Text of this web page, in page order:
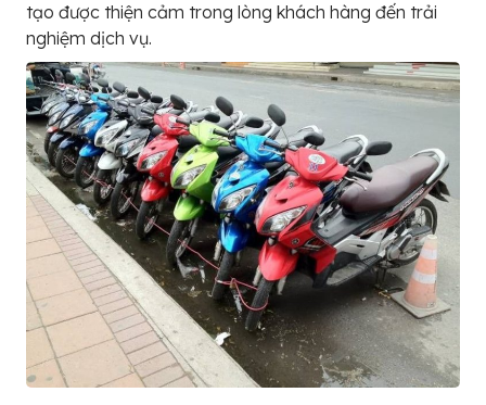
tạo được thiện cảm trong lòng khách hàng đến trải
nghiệm dịch vụ.